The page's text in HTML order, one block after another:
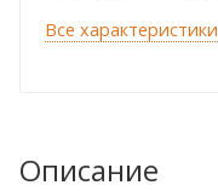
Все характеристики
Описание